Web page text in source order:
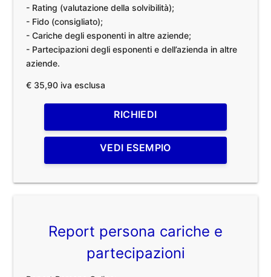
- Rating (valutazione della solvibilità);
- Fido (consigliato);
- Cariche degli esponenti in altre aziende;
- Partecipazioni degli esponenti e dell’azienda in altre
aziende.
€ 35,90 iva esclusa
RICHIEDI
VEDI ESEMPIO
Report persona cariche e
partecipazioni